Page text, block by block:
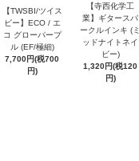
【TWSBI/ツイス
ビー】ECO / エ
コ グローパープ
ル (EF/極細)
7,700円(税700
円)
【寺西化学工
業】ギタースパ
ークルインキ (ミ
ッドナイトネイ
ビー)
1,320円(税120
円)